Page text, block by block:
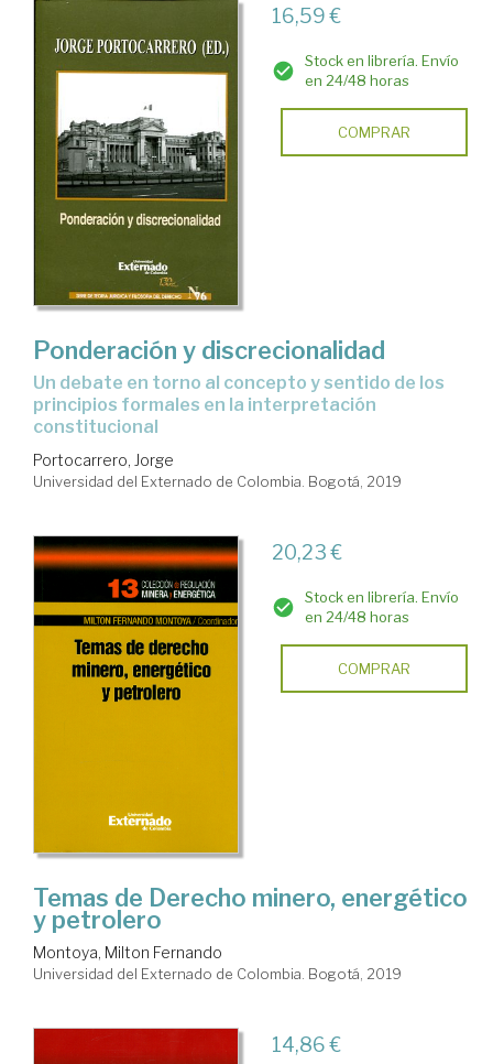
16,59 €
Stock en librería. Envío
en 24/48 horas
COMPRAR
Ponderación y discrecionalidad
un debate en torno al concepto y sentido de los
principios formales en la interpretación
constitucional
Portocarrero, Jorge
Universidad del Externado de Colombia. Bogotá, 2019
20,23 €
Stock en librería. Envío
en 24/48 horas
COMPRAR
Temas de Derecho minero, energético
y petrolero
Montoya, Milton Fernando
Universidad del Externado de Colombia. Bogotá, 2019
14,86 €